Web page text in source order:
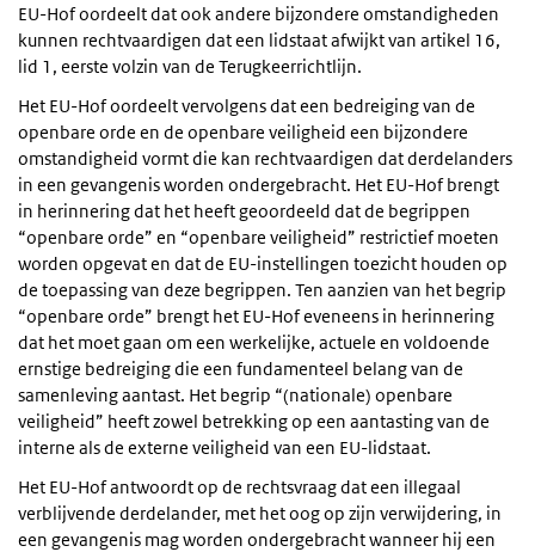
EU-Hof oordeelt dat ook andere bijzondere omstandigheden
kunnen rechtvaardigen dat een lidstaat afwijkt van artikel 16,
lid 1, eerste volzin van de Terugkeerrichtlijn.
Het EU-Hof oordeelt vervolgens dat een bedreiging van de
openbare orde en de openbare veiligheid een bijzondere
omstandigheid vormt die kan rechtvaardigen dat derdelanders
in een gevangenis worden ondergebracht. Het EU-Hof brengt
in herinnering dat het heeft geoordeeld dat de begrippen
“openbare orde” en “openbare veiligheid” restrictief moeten
worden opgevat en dat de EU-instellingen toezicht houden op
de toepassing van deze begrippen. Ten aanzien van het begrip
“openbare orde” brengt het EU-Hof eveneens in herinnering
dat het moet gaan om een werkelijke, actuele en voldoende
ernstige bedreiging die een fundamenteel belang van de
samenleving aantast. Het begrip “(nationale) openbare
veiligheid” heeft zowel betrekking op een aantasting van de
interne als de externe veiligheid van een EU-lidstaat.
Het EU-Hof antwoordt op de rechtsvraag dat een illegaal
verblijvende derdelander, met het oog op zijn verwijdering, in
een gevangenis mag worden ondergebracht wanneer hij een